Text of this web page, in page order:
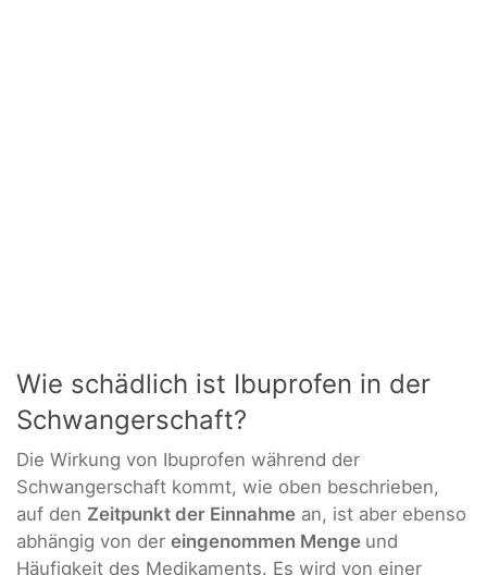
Wie schädlich ist Ibuprofen in der
Schwangerschaft?
Die Wirkung von Ibuprofen während der
Schwangerschaft kommt, wie oben beschrieben,
auf den Zeitpunkt der Einnahme an, ist aber ebenso
abhängig von der eingenommen Menge und
Häufigkeit des Medikaments. Es wird von einer